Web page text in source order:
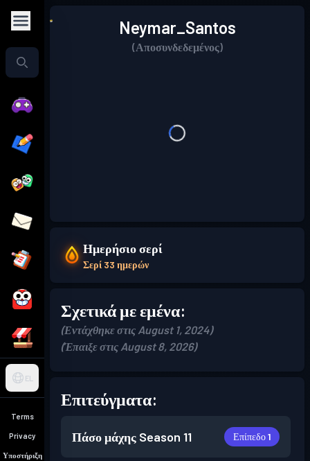
EL
Terms
Privacy
Υποστήριξη
Neymar_Santos
(Αποσυνδεδεμένος)
Ημερήσιο σερί
Σερί 33 ημερών
Σχετικά με εμένα:
(Εντάχθηκε στις August 1, 2024)
(Έπαιξε στις August 8, 2026)
Επιτεύγματα:
Πάσο μάχης Season 11 Επίπεδο 1